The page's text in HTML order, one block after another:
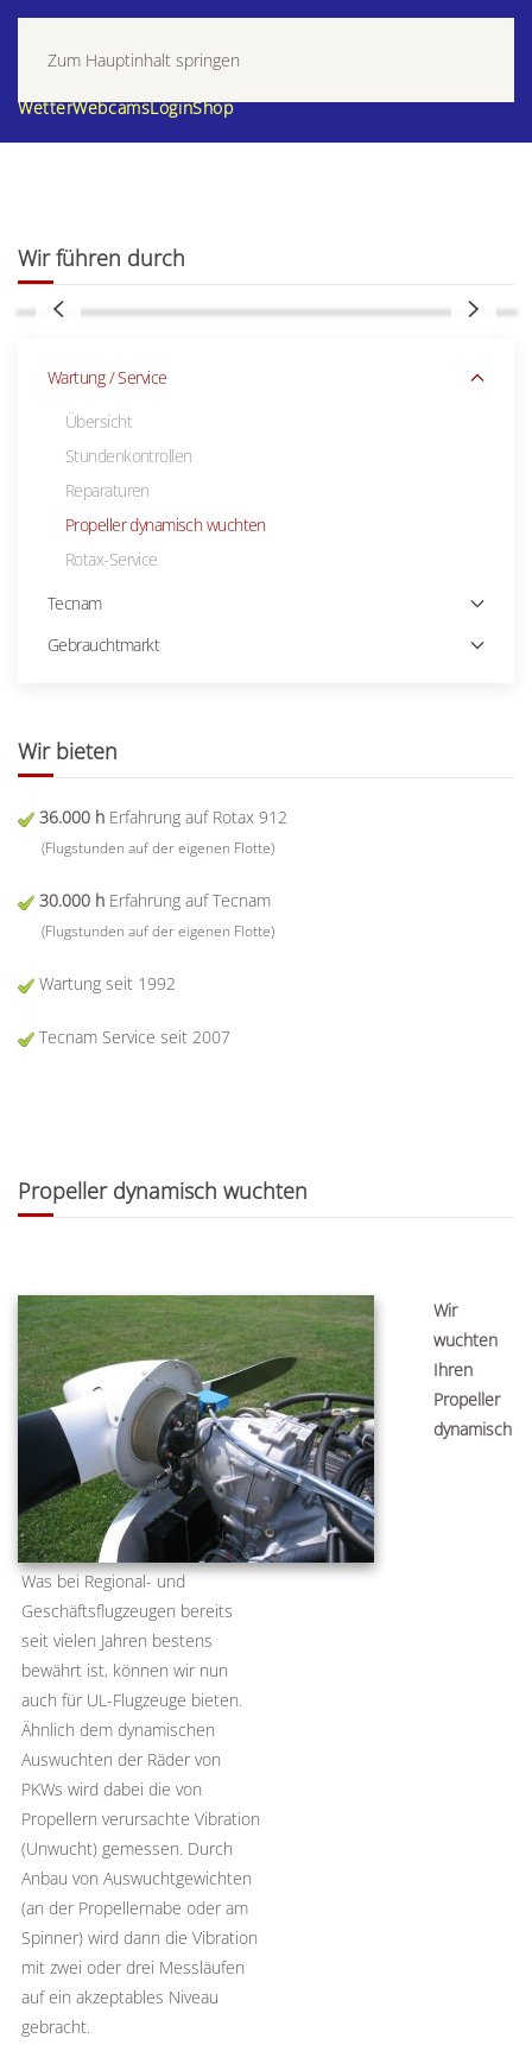
Zum Hauptinhalt springen
WetterWebcamsLoginShop
Wir führen durch
Wartung / Service
Übersicht
Stundenkontrollen
Reparaturen
Propeller dynamisch wuchten
Rotax-Service
Tecnam
Gebrauchtmarkt
Wir bieten
36.000 h Erfahrung auf Rotax 912
(Flugstunden auf der eigenen Flotte)
30.000 h Erfahrung auf Tecnam
(Flugstunden auf der eigenen Flotte)
Wartung seit 1992
Tecnam Service seit 2007
Propeller dynamisch wuchten
Wir
wuchten
Ihren
Propeller
dynamisch
Was bei Regional- und
Geschäftsflugzeugen bereits
seit vielen Jahren bestens
bewährt ist, können wir nun
auch für UL-Flugzeuge bieten.
Ähnlich dem dynamischen
Auswuchten der Räder von
PKWs wird dabei die von
Propellern verursachte Vibration
(Unwucht) gemessen. Durch
Anbau von Auswuchtgewichten
(an der Propellernabe oder am
Spinner) wird dann die Vibration
mit zwei oder drei Messläufen
auf ein akzeptables Niveau
gebracht.